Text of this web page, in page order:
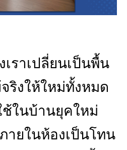
ราเปลี่ยนเป็นพื้น
ริงให้ใหม่ทั้งหมด
ในบ้านยุคใหม่
ยในห้องเป็นโทน